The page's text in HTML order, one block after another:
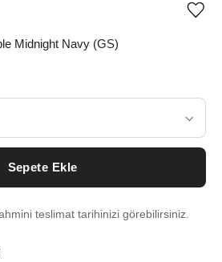
Midnight Navy (GS)
Sepete Ekle
teslimat tarihinizi görebilirsiniz.